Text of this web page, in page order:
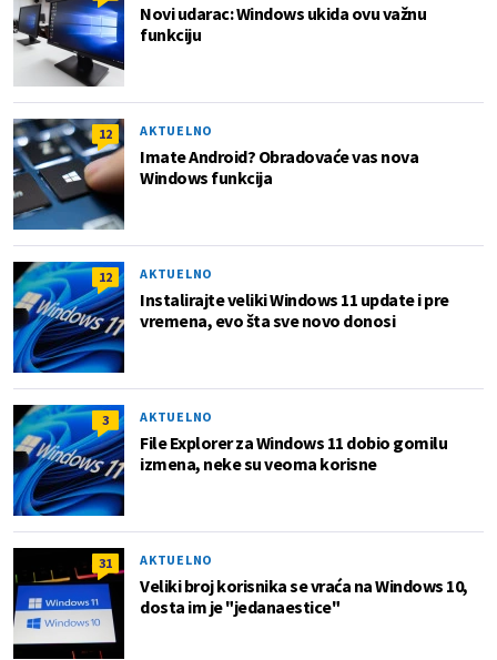
Novi udarac: Windows ukida ovu važnu
funkciju
12 AKTUELNO
Imate Android? Obradovaće vas nova
Windows funkcija
12 AKTUELNO
Instalirajte veliki Windows 11 update i pre
vremena, evo šta sve novo donosi
3 AKTUELNO
File Explorer za Windows 11 dobio gomilu
izmena, neke su veoma korisne
31 AKTUELNO
Veliki broj korisnika se vraća na Windows 10,
dosta im je "jedanaestice"